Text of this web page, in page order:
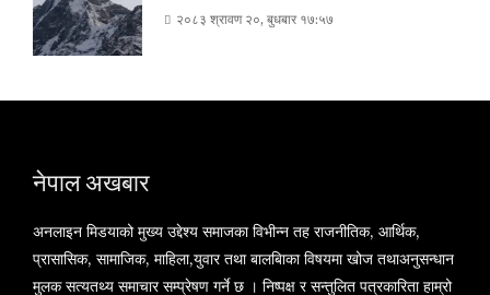
२०८३ श्रावण २०, बुधबार १७:५७
नेपाल अखबार
अनलाइन मिडयाको मुख्य उद्देश्य समाजका विभीन्न तह राजनीतिक, आर्थिक,
प्रासासिक, सामाजिक, माहिला,युवार तथा बालबािका विषयमा खोज तथाअनुसन्धान
मुलक सत्यतथ्य समाचार सम्प्रेषण गर्ने छ । निष्पक्ष र सन्तुलित पत्रकारिता हाम्रो